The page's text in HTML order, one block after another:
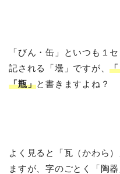
「びん・缶」といつも１
記される「壜」ですが、
「瓶」と書きますよね？
よく見ると「瓦（かわら
ますが、字のごとく「陶